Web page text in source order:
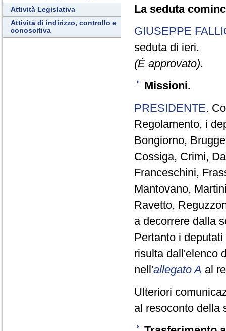
Attività Legislativa
Attività di indirizzo, controllo e
conoscitiva
La seduta
GIUSEPPE
seduta di ieri.
(È approvato).
Missioni.
PRESIDENTE.
Regolamento, i
Bongiorno,
Cossiga, Crimi,
Franceschini,
Mantovano,
Ravetto,
a decorrere dalla
Pertanto i
risulta dall'elenco
nell'allegato A al
Ulteriori
al resoconto della